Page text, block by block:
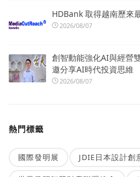
HDBank 取得越南歷來
2026/08/07
創智動能強化AI與經營
邀分享AI時代投資思維
2026/08/07
熱門標籤
國際發明展 JDIE日本設計創